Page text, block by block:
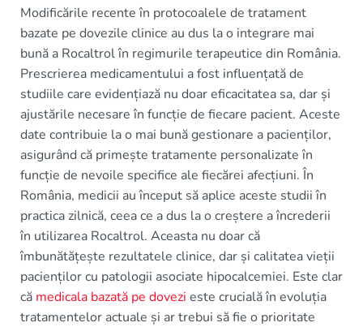
Modificările recente în protocoalele de tratament
bazate pe dovezile clinice au dus la o integrare mai
bună a Rocaltrol în regimurile terapeutice din România.
Prescrierea medicamentului a fost influențată de
studiile care evidențiază nu doar eficacitatea sa, dar și
ajustările necesare în funcție de fiecare pacient. Aceste
date contribuie la o mai bună gestionare a pacienților,
asigurând că primește tratamente personalizate în
funcție de nevoile specifice ale fiecărei afecțiuni. În
România, medicii au început să aplice aceste studii în
practica zilnică, ceea ce a dus la o creștere a încrederii
în utilizarea Rocaltrol. Aceasta nu doar că
îmbunătățește rezultatele clinice, dar și calitatea vieții
pacienților cu patologii asociate hipocalcemiei. Este clar
că medicala bazată pe dovezi este crucială în evoluția
tratamentelor actuale și ar trebui să fie o prioritate